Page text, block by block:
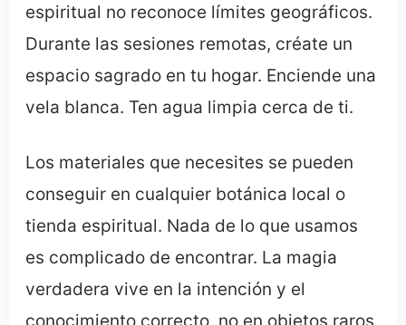
espiritual no reconoce límites geográficos.
Durante las sesiones remotas, créate un
espacio sagrado en tu hogar. Enciende una
vela blanca. Ten agua limpia cerca de ti.
Los materiales que necesites se pueden
conseguir en cualquier botánica local o
tienda espiritual. Nada de lo que usamos
es complicado de encontrar. La magia
verdadera vive en la intención y el